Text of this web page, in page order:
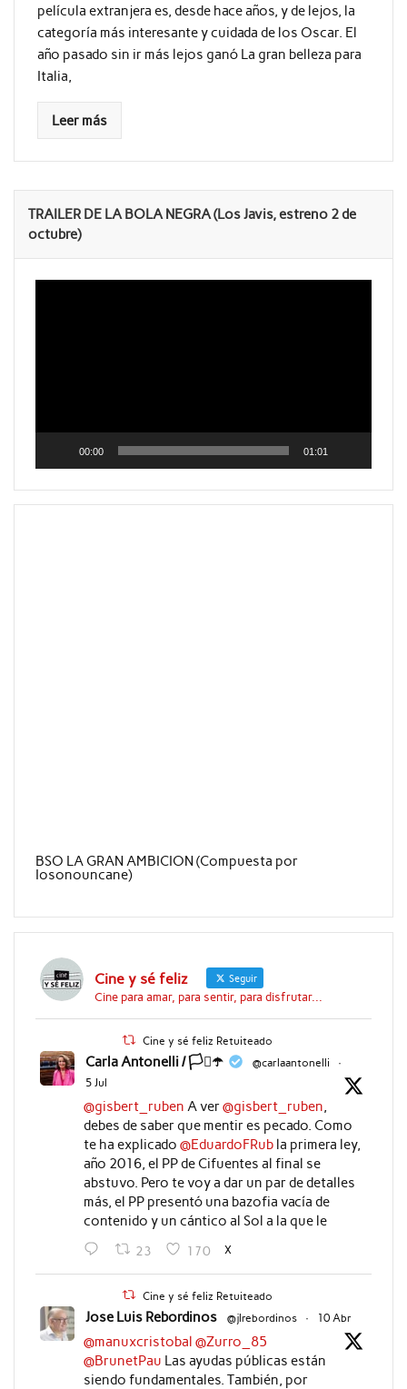
película extranjera es, desde hace años, y de lejos, la
categoría más interesante y cuidada de los Oscar. El
año pasado sin ir más lejos ganó La gran belleza para
Italia,
Leer más
TRAILER DE LA BOLA NEGRA (Los Javis, estreno 2 de
octubre)
Reproductor
00:00 01:01
BSO LA GRAN AMBICION (Compuesta por
Iosonouncane)
Cine y sé feliz Seguir
Cine para amar, para sentir, para disfrutar...
Cine y sé feliz Retuiteado
Carla Antonelli / 🏳️‍⚧️☂️ @carlaantonelli
·
5 Jul
@gisbert_ruben A ver@gisbert_ruben,
debes de saber que mentir es pecado. Como
te ha explicado @EduardoFRubla primera ley,
año 2016, el PP de Cifuentes al final se
abstuvo. Pero te voy a dar un par de detalles
más, el PP presentó una bazofia vacía de
contenido y un cántico al Sol a la que le
23 170 X
Cine y sé feliz Retuiteado
Jose Luis Rebordinos @jlrebordinos · 10 Abr
@manuxcristobal @Zurro_85
@BrunetPau Las ayudas públicas están
siendo fundamentales. También, por